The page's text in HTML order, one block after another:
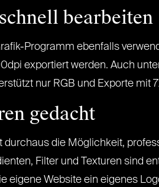
bearbeiten
Programm ebenfalls
exportiert werden. Auch
nur RGB und Exporte mit
gedacht
die Möglichkeit,
Filter und Texturen sind
eigene Website ein eigenes